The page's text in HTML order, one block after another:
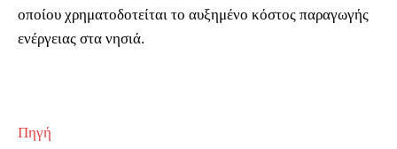
οποίου χρηματοδοτείται το αυξημένο κόστος παραγωγής
ενέργειας στα νησιά.
Πηγή